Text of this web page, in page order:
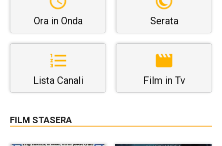
Ora in Onda Serata
Lista Canali Film in Tv
FILM STASERA